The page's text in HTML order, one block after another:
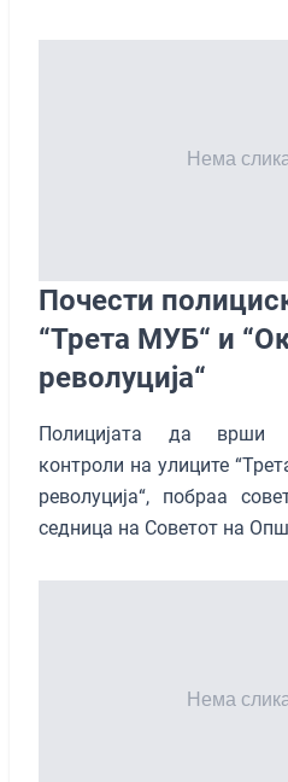
Почести
“Трета МУБ“ и
револуција“
Полицијата да врши
контроли на улиците
револуција“, побраа
седница на Советот на